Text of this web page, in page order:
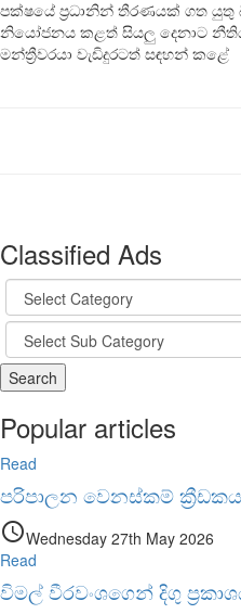
පක්ෂයේ ප්‍රධානින් තීරණයක් ගත
නියෝජනය කළත් සියලු දෙනාට
මන්ත්‍රීවරයා වැඩිදුරටත් සඳහන් කළේ
Classified Ads
Popular articles
Read
පරිපාලන වෙනස්කම්
access_timeWednesday 27th May 2026
Read
විමල් වීරවංශගෙන් දිගු